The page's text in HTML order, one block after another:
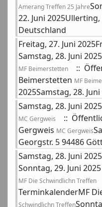
Amerang Treffen 25 Jahre
22. Juni
Deutschland
Freitag, 27. Juni
Samstag, 28. Juni 2025
MF Beimerstetten
::
Beimerstetten MF
2025Samstag, 28.
Samstag, 28. Juni
MC Gergweis
::
Gergweis MC Gergweis
Georgstr. 5 94486
Samstag, 28. Juni
Sonntag, 29. Juni
MF Die Schwindlichn Treffen
TerminkalenderMF
Schwindlichn Treffen